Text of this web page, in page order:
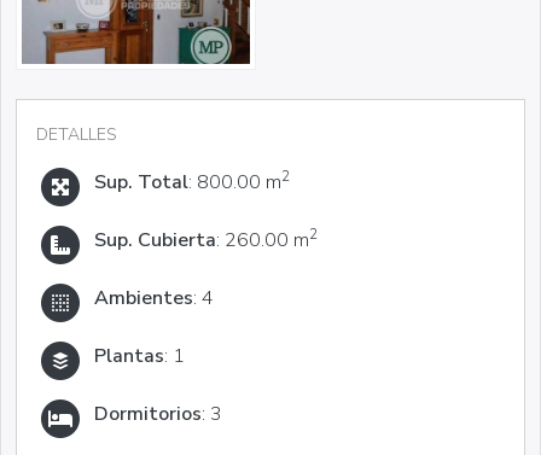
DETALLES
Sup. Total: 800.00 m2
Sup. Cubierta: 260.00 m2
Ambientes: 4
Plantas: 1
Dormitorios: 3